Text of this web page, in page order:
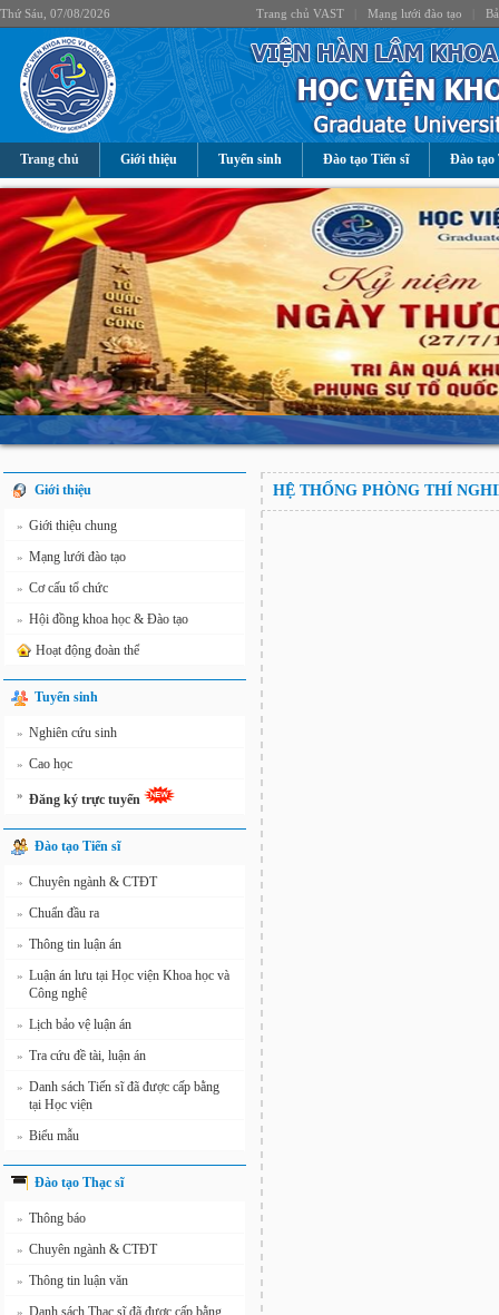
Thứ Sáu, 07/08/2026 Trang chủ VAST Mạng lưới đào tạo
Trang chủ Giới thiệu Tuyển sinh Đào tạo Tiến sĩ Đào tạo
Giới thiệu
» Giới thiệu chung
» Mạng lưới đào tạo
» Cơ cấu tổ chức
» Hội đồng khoa học & Đào tạo
Hoạt động đoàn thể
Tuyển sinh
» Nghiên cứu sinh
» Cao học
» Đăng ký trực tuyến
Đào tạo Tiến sĩ
» Chuyên ngành & CTĐT
» Chuẩn đầu ra
» Thông tin luận án
» Luận án lưu tại Học viện Khoa học và
Công nghệ
» Lịch bảo vệ luận án
» Tra cứu đề tài, luận án
» Danh sách Tiến sĩ đã được cấp bằng
tại Học viện
» Biểu mẫu
Đào tạo Thạc sĩ
» Thông báo
» Chuyên ngành & CTĐT
» Thông tin luận văn
» Danh sách Thạc sĩ đã được cấp bằng
HỆ THỐNG PHÒNG THÍ